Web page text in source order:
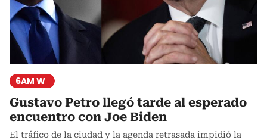
6AM W
Gustavo Petro llegó tarde al esperado
encuentro con Joe Biden
El tráfico de la ciudad y la agenda retrasada impidió la